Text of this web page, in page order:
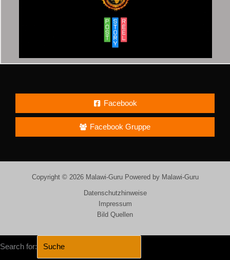
Facebook
Facebook Gruppe
Copyright © 2026 Malawi-Guru Powered by Malawi-Guru
Datenschutzhinweise
Impressum
Bild Quellen
Search for: